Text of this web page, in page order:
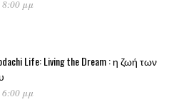
μμ
Life: Living the Dream : η ζωή των
μμ